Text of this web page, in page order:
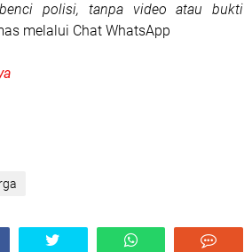
polisi, tanpa video atau bukti
melalui Chat WhatsApp